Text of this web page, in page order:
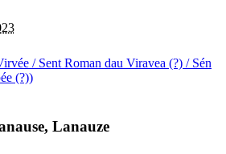
/ Sent Roman dau Viravea (?) / Sén
(?))
Lanauze